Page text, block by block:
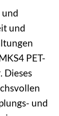
und
PET-
Dieses
und